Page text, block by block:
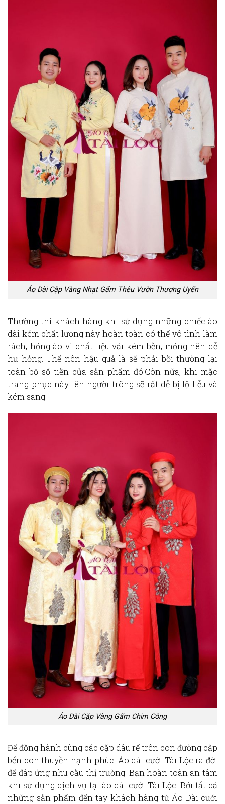
Áo Dài Cặp Vàng Nhạt Gấm Thêu Vườn Thượng Uyển
Thường thì khách hàng khi sử dụng những chiếc áo
dài kém chất lượng này hoàn toàn có thể vô tình làm
rách, hỏng áo vì chất liệu vải kém bền, mỏng nên dễ
hư hỏng. Thế nên hậu quả là sẽ phải bồi thường lại
toàn bộ số tiền của sản phẩm đó.Còn nữa, khi mặc
trang phục này lên người trông sẽ rất dễ bị lộ liễu và
kém sang.
Áo Dài Cặp Vàng Gấm Chim Công
Để đồng hành cùng các cặp dâu rể trên con đường cập
bến con thuyền hạnh phúc. Áo dài cưới Tài Lộc ra đời
để đáp ứng nhu cầu thị trường. Bạn hoàn toàn an tâm
khi sử dụng dịch vụ tại áo dài cưới Tài Lộc. Bởi tất cả
những sản phẩm đến tay khách hàng từ Áo Dài cưới